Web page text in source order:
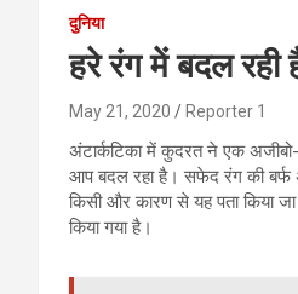
दुनिया
हरे रंग में बदल रही
May 21, 2020 Reporter 1
अंटार्कटिका में कुदरत ने एक अजीबो-
आप बदल रहा है। सफेद रंग की बर्फ
किसी और कारण से यह पता किया
किया गया है।